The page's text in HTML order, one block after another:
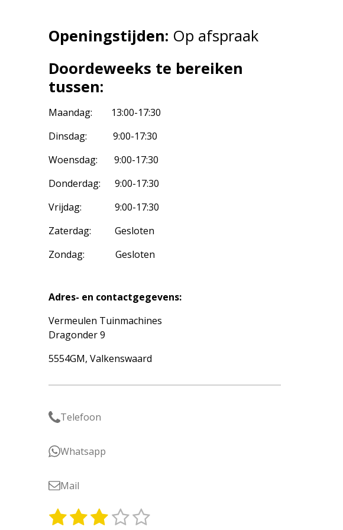
Openingstijden: Op afspraak
Doordeweeks te bereiken
tussen:
Maandag: 13:00-17:30
Dinsdag: 9:00-17:30
Woensdag: 9:00-17:30
Donderdag: 9:00-17:30
Vrijdag: 9:00-17:30
Zaterdag: Gesloten
Zondag: Gesloten
Adres- en contactgegevens:
Vermeulen Tuinmachines
Dragonder 9
5554GM, Valkenswaard
Telefoon
Whatsapp
Mail
R
1 2 3 4 5
S